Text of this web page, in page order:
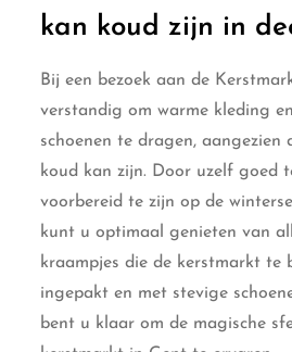
kan koud zijn in
Bij een bezoek aan de
verstandig om warme kleding
schoenen te dragen, aangezien
koud kan zijn. Door uzelf goed
voorbereid te zijn op de
kunt u optimaal genieten van
kraampjes die de kerstmarkt te
ingepakt en met stevige
bent u klaar om de magische